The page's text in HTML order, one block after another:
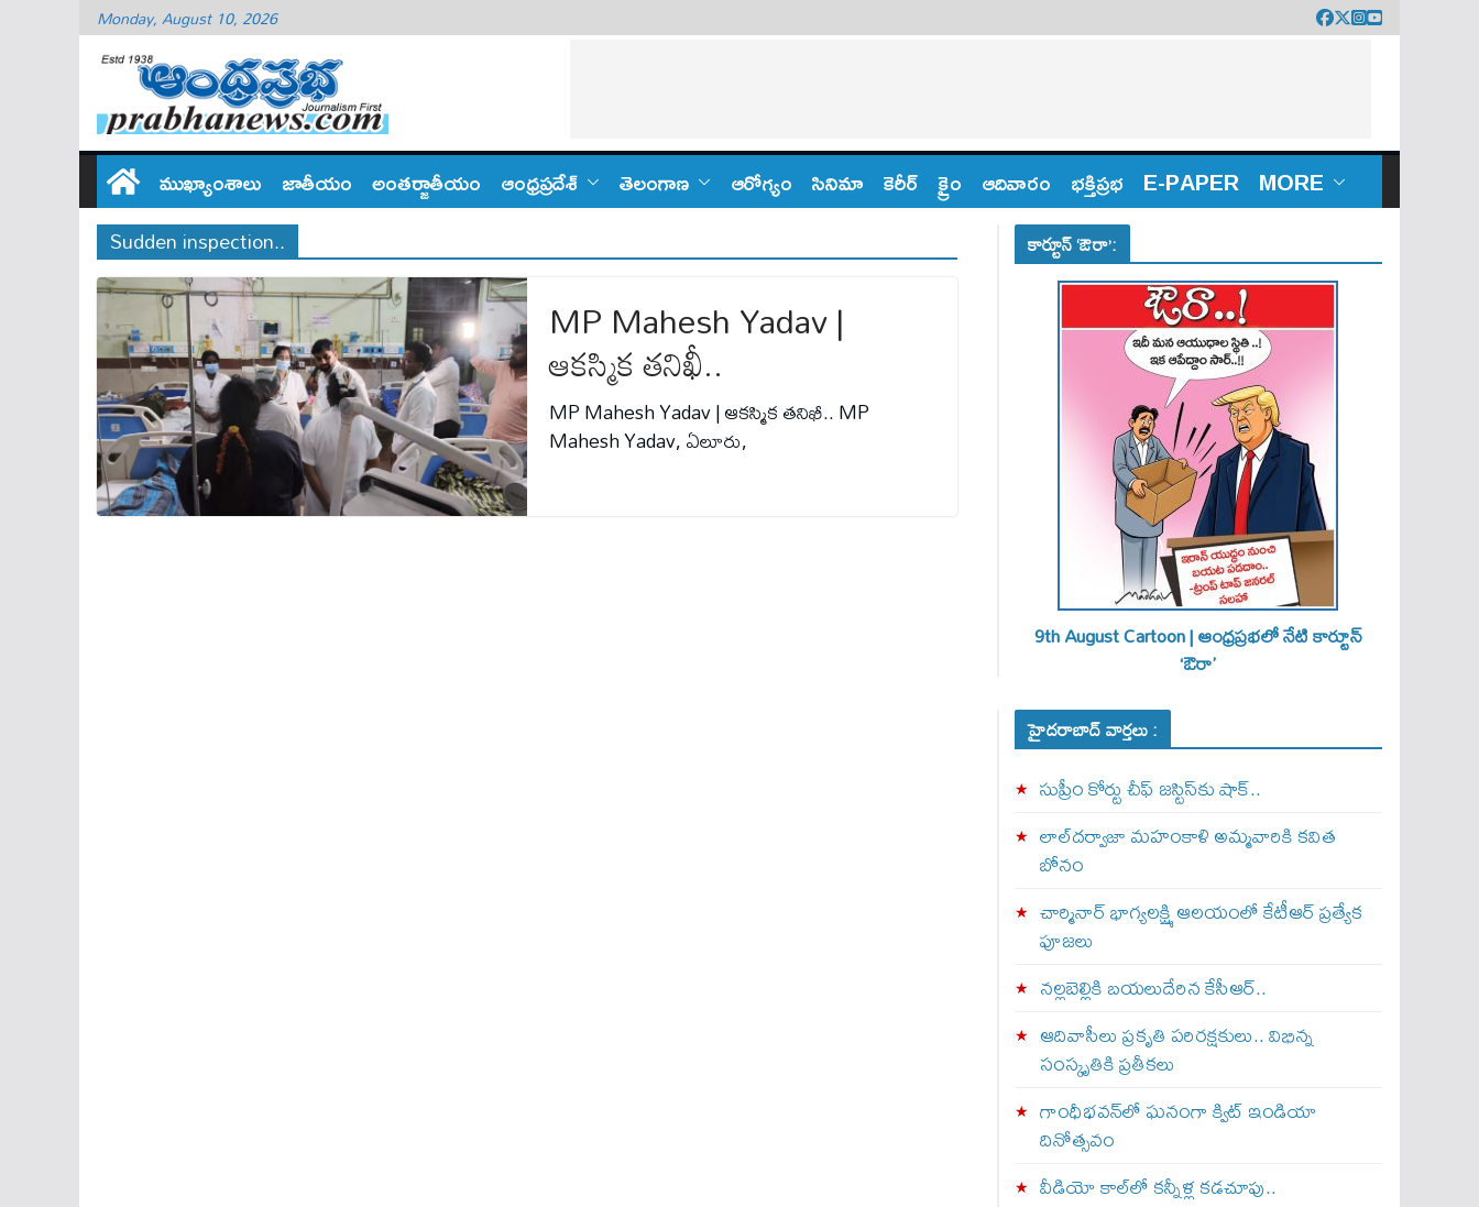
Monday, August 10, 2026
ముఖ్యాంశాలు జాతీయం అంతర్జాతీయం ఆంధ్ర‌ప్ర‌దేశ్ తెలంగాణ‌ ఆరోగ్యం సినిమా కెరీర్ క్రైం ఆదివారం భక్తిప్రభ E-PAPER MORE
Sudden inspection..
MP Mahesh Yadav |
ఆకస్మిక తనిఖీ..
MP Mahesh Yadav | ఆకస్మిక తనిఖీ..‎ MP
Mahesh Yadav, ఏలూరు,
కార్టూన్ ‘ఔరా’:
9th August Cartoon | ఆంధ్రప్రభలో నేటి కార్టూన్
‘ఔరా’
హైదరాబాద్ వార్తలు :
సుప్రీం కోర్టు చీఫ్ జస్టిస్⁭కు షాక్..
లాల్‌దర్వాజా మహంకాళి అమ్మవారికి కవిత
బోనం
చార్మినార్‌ భాగ్యలక్ష్మి ఆలయంలో కేటీఆర్ ప్రత్యేక
పూజలు
నల్లబెల్లికి బయలుదేరిన కేసీఆర్‌..
ఆదివాసీలు ప్రకృతి పరిరక్షకులు.. విభిన్న
సంస్కృతికి ప్రతీకలు
గాంధీభవన్‌లో ఘనంగా క్విట్‌ ఇండియా
దినోత్సవం
వీడియో కాల్‌లో కన్నీళ్ల కడచూపు..